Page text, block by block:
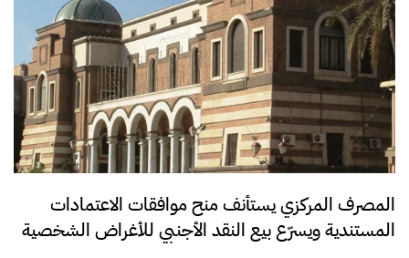
المصرف المركزي يستأنف منح موافقات الاعتمادات
المستندية ويسرّع بيع النقد الأجنبي للأغراض الشخصية